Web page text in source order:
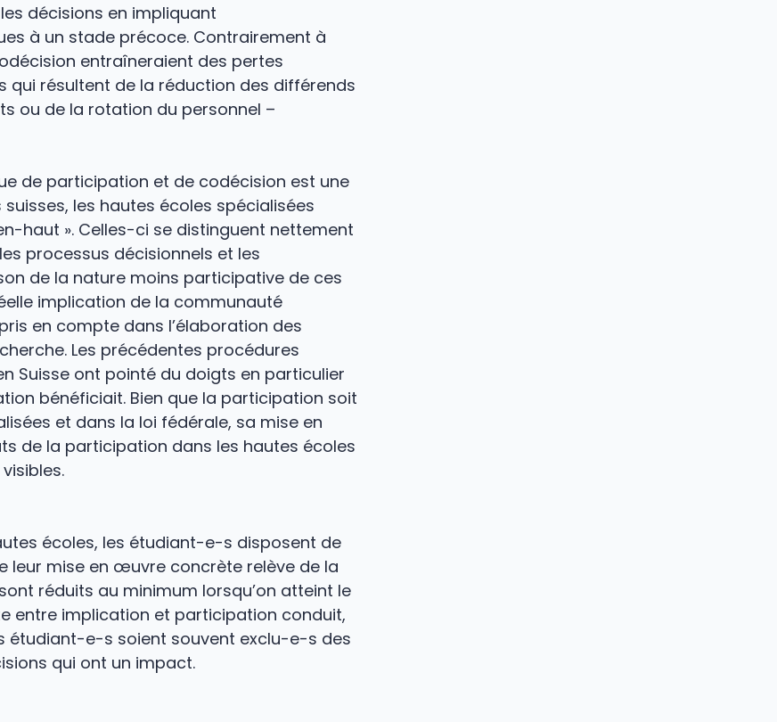
décisions en impliquant
à un stade précoce. Contrairement à
entraîneraient des pertes
qui résultent de la réduction des différends
ou de la rotation du personnel –
de participation et de codécision est une
les hautes écoles spécialisées
haut ». Celles-ci se distinguent nettement
processus décisionnels et les
de la nature moins participative de ces
implication de la communauté
en compte dans l’élaboration des
Les précédentes procédures
Suisse ont pointé du doigts en particulier
bénéficiait. Bien que la participation soit
et dans la loi fédérale, sa mise en
de la participation dans les hautes écoles
écoles, les étudiant-e-s disposent de
leur mise en œuvre concrète relève de la
réduits au minimum lorsqu’on atteint le
entre implication et participation conduit,
étudiant-e-s soient souvent exclu-e-s des
qui ont un impact.